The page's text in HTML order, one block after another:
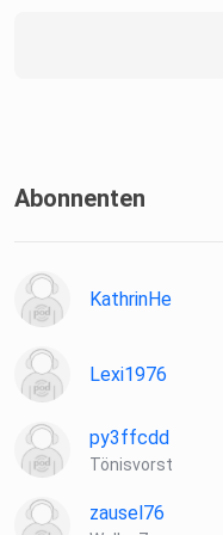
Abonnenten
KathrinHe
Lexi1976
py3ffcdd
Tönisvorst
zausel76